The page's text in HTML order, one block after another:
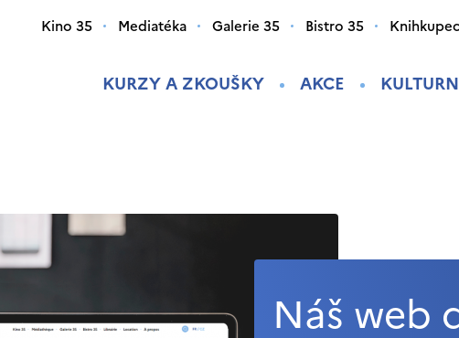
KURZY A ZKOUŠKY AKCE
Kino 35 Mediatéka Galerie 35 Bistro 35
Náš web